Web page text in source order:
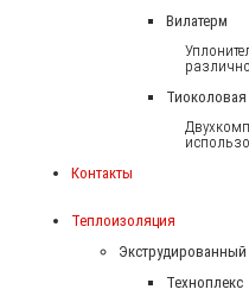
Вилатерм
Тиоколовая
Контакты
Теплоизоляция
Техноплекс